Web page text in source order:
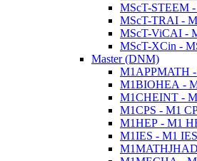
MScT-STEEM -
MScT-TRAI -
MScT-ViCAI -
MScT-XCin -
Master (DNM)
M1APPMATH -
M1BIOHEA -
M1CHEINT -
M1CPS - M1
M1HEP - M1
M1IES - M1